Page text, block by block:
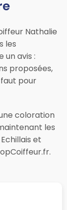
Nathalie
les
un avis :
proposées,
faut pour
coloration
les
et